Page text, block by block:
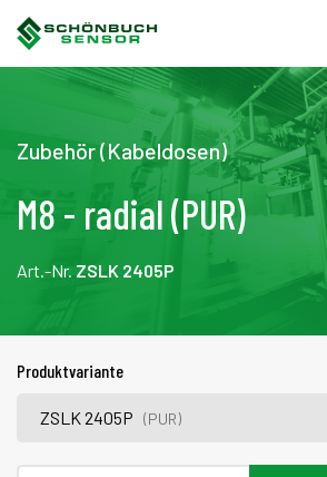
Zubehör (Kabeldosen)
M8 - radial (PUR)
Art.-Nr. ZSLK 2405P
Produktvariante
ZSLK 2405P(PUR)